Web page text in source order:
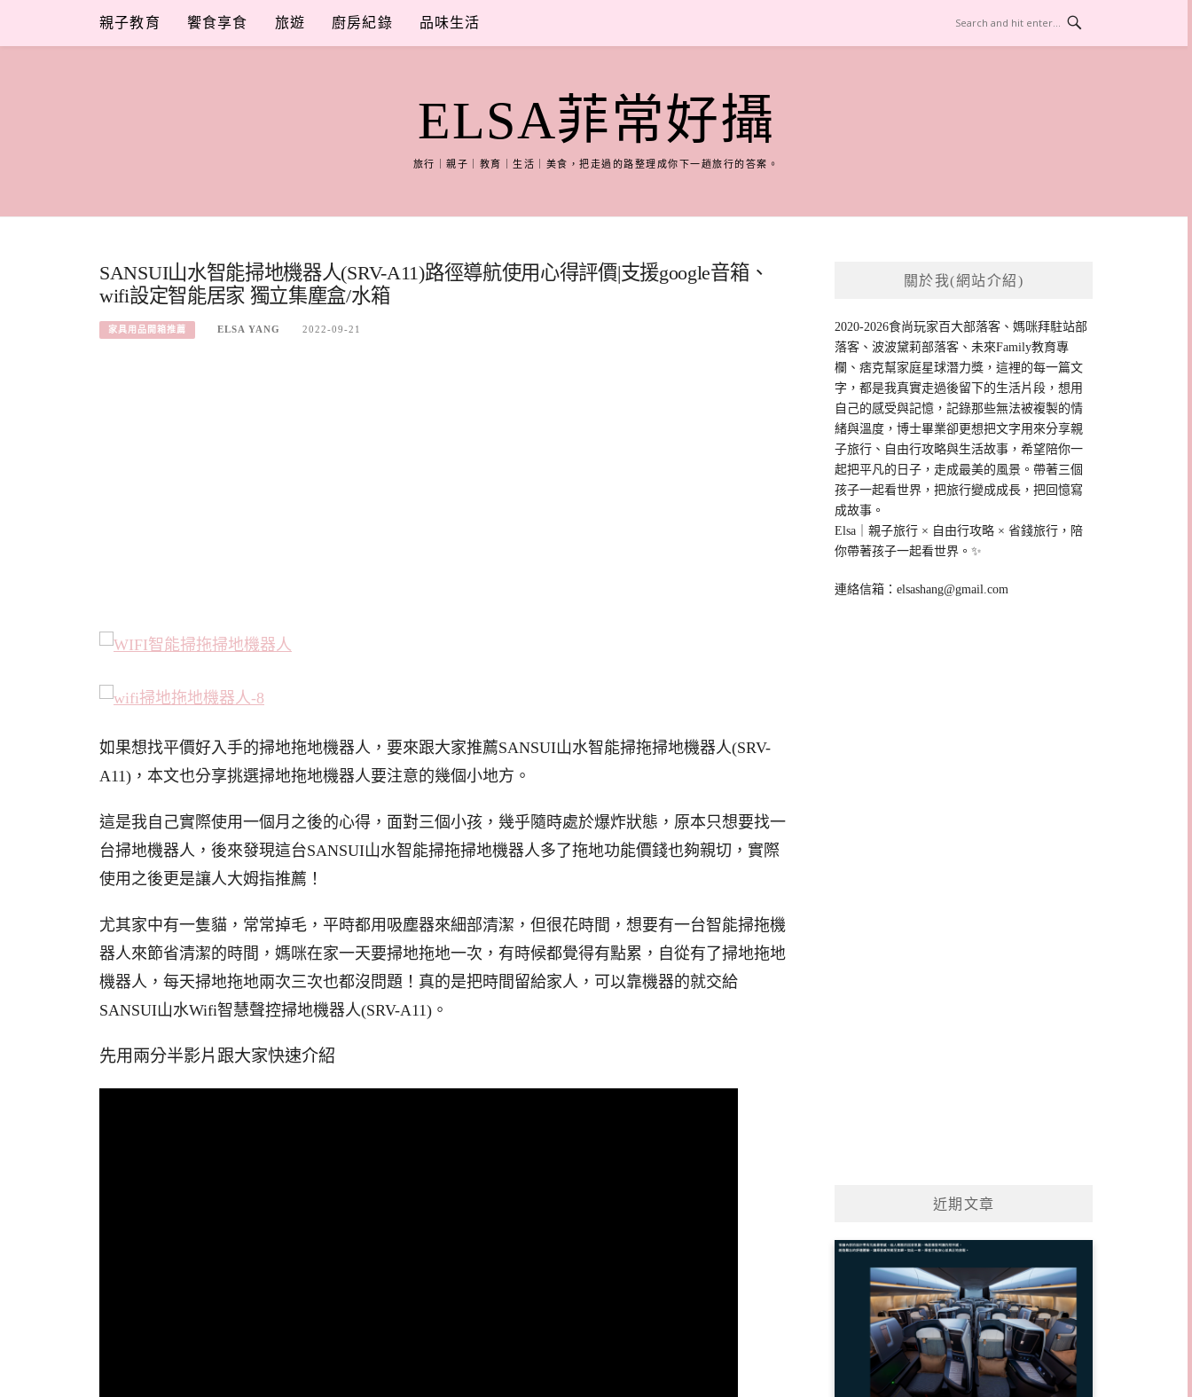
content
親子教育 饗食享食 旅遊 廚房紀錄 品味生活
ELSA菲常好攝
旅行｜親子｜教育｜生活｜美食，把走過的路整理成你下一趟旅行的答案。
SANSUI山水智能掃地機器人(SRV-A11)路徑導航使用心得評價|支援google音箱、
wifi設定智能居家 獨立集塵盒/水箱
家具用品開箱推薦 ELSA YANG 2022-09-21
如果想找平價好入手的掃地拖地機器人，要來跟大家推薦SANSUI山水智能掃拖掃地機器人(SRV-
A11)，本文也分享挑選掃地拖地機器人要注意的幾個小地方。
這是我自己實際使用一個月之後的心得，面對三個小孩，幾乎隨時處於爆炸狀態，原本只想要找一
台掃地機器人，後來發現這台SANSUI山水智能掃拖掃地機器人多了拖地功能價錢也夠親切，實際
使用之後更是讓人大姆指推薦！
尤其家中有一隻貓，常常掉毛，平時都用吸塵器來細部清潔，但很花時間，想要有一台智能掃拖機
器人來節省清潔的時間，媽咪在家一天要掃地拖地一次，有時候都覺得有點累，自從有了掃地拖地
機器人，每天掃地拖地兩次三次也都沒問題！真的是把時間留給家人，可以靠機器的就交給
SANSUI山水Wifi智慧聲控掃地機器人(SRV-A11)。
先用兩分半影片跟大家快速介紹
關於我(網站介紹)
2020-2026食尚玩家百大部落客、媽咪拜駐站部
落客、波波黛莉部落客、未來Family教育專
欄、痞克幫家庭星球潛力獎，這裡的每一篇文
字，都是我真實走過後留下的生活片段，想用
自己的感受與記憶，記錄那些無法被複製的情
緒與溫度，博士畢業卻更想把文字用來分享親
子旅行、自由行攻略與生活故事，希望陪你一
起把平凡的日子，走成最美的風景。帶著三個
孩子一起看世界，把旅行變成成長，把回憶寫
成故事。
Elsa｜親子旅行 × 自由行攻略 × 省錢旅行，陪
你帶著孩子一起看世界。✨
連絡信箱：elsashang@gmail.com
近期文章